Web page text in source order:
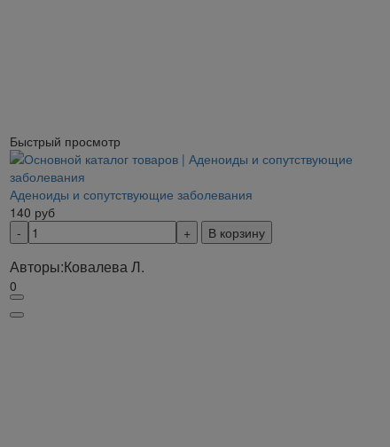
Быстрый просмотр
Аденоиды и сопутствующие заболевания
140 руб
В корзину
Авторы:Ковалева Л.
0